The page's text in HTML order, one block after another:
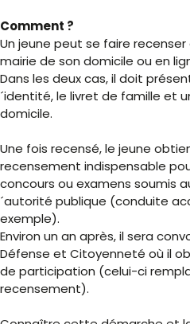
Comment ?
Un jeune peut se faire
mairie de son domicile ou en
Dans les deux cas, il doit
´identité, le livret de famille et
domicile.
Une fois recensé, le jeune
recensement indispensable
concours ou examens soumis
´autorité publique (conduite
exemple).
Environ un an après, il sera
Défense et Citoyenneté où il
de participation (celui-ci
recensement).